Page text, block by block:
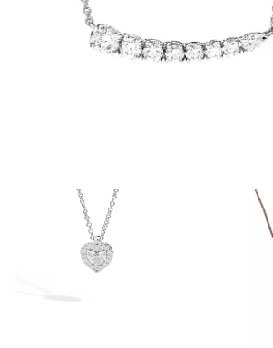
Collana con Brillanti a